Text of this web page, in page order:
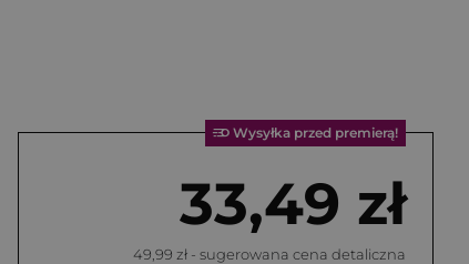
Wysyłka przed premierą!
33,49 zł
49,99 zł - sugerowana cena detaliczna